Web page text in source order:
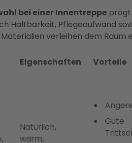
bei einer Innentreppe prägt
Haltbarkeit, Pflegeaufwand
verleihen dem Raum
Eigenschaften Vorteile
Natürlich,
warm,
Gute